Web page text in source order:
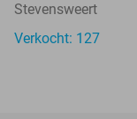
Stevensweert
Verkocht: 127